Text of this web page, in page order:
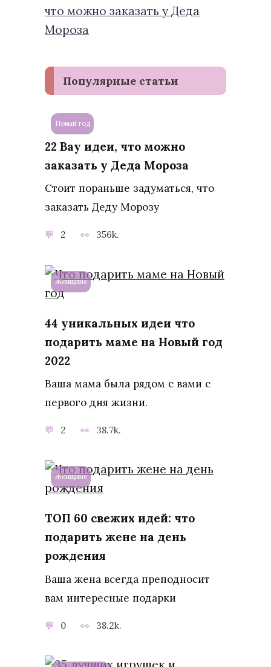
что можно заказать у Деда
Мороза
Популярные статьи
Новый год
22 Вау идеи, что можно
заказать у Деда Мороза
Стоит пораньше задуматься, что
заказать Деду Морозу
2 356k.
Женщине
44 уникальных идеи что
подарить маме на Новый год
2022
Ваша мама была рядом с вами с
первого дня жизни.
2 38.7k.
Женщине
ТОП 60 свежих идей: что
подарить жене на день
рождения
Ваша жена всегда преподносит
вам интересные подарки
0 38.2k.